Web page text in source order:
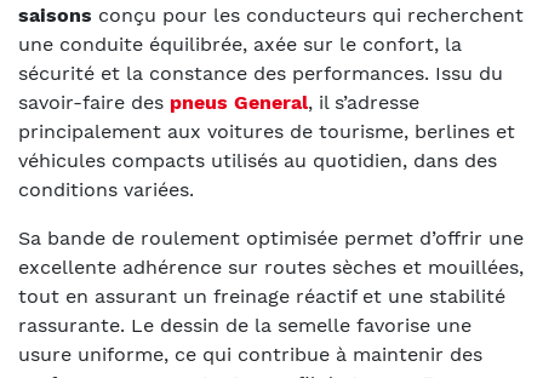
saisons conçu pour les conducteurs qui recherchent
une conduite équilibrée, axée sur le confort, la
sécurité et la constance des performances. Issu du
savoir-faire des pneus General, il s’adresse
principalement aux voitures de tourisme, berlines et
véhicules compacts utilisés au quotidien, dans des
conditions variées.
Sa bande de roulement optimisée permet d’offrir une
excellente adhérence sur routes sèches et mouillées,
tout en assurant un freinage réactif et une stabilité
rassurante. Le dessin de la semelle favorise une
usure uniforme, ce qui contribue à maintenir des